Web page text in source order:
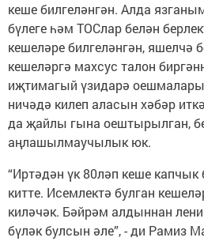
кеше билгеләнгән. Алда
бүлеге һәм ТОСлар белән
кешеләре билгеләнгән, яшелчә
кешеләргә махсус талон
иҗтимагый үзидарә оешмалары
ничәдә килеп аласын хәбәр
да җайлы гына оештырылган,
аңлашылмаучылык юк.
“Иртәдән үк 80ләп кеше
китте. Исемлектә булган
киләчәк. Бәйрәм алдыннан
бүләк булсын әле”, - ди Рамиз